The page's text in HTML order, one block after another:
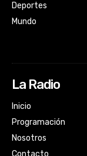
Deportes
Mundo
La Radio
Inicio
Programación
Nosotros
Contacto